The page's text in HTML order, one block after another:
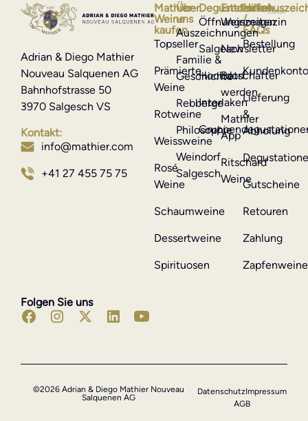
Adrian & Diego Mathier
Nouveau Salquenen AG
Bahnhofstrasse 50
3970 Salgesch VS
Kontakt:
info@mathier.com
+41 27 455 75 75
Folgen Sie uns
Mathier-
Weine
kaufen
Topseller
Prämierte
Weine
Rotweine
Weissweine
Rosé
Weine
Schaumweine
Dessertweine
Spirituosen
Hilfe
/
FAQs
Bestellung
Lieferung
&
Abholung
Gutscheine
Retouren
Zahlung
Zapfenweine
Entdecken
Weinmagazin
Newsletter
Botschafter
werden
Mathier
App
Ritschard
Weine
Degustationen
Öffnungszeiten
Salgesch
Hochdorf
Interlaken
Über
uns
Auszeichnungen
Familie &
Geschichte
Rebberge
Philosophie
Weindorf
Salgesch
©2026 Adrian & Diego Mathier Nouveau
Salquenen AG
DatenschutzImpressum
AGB